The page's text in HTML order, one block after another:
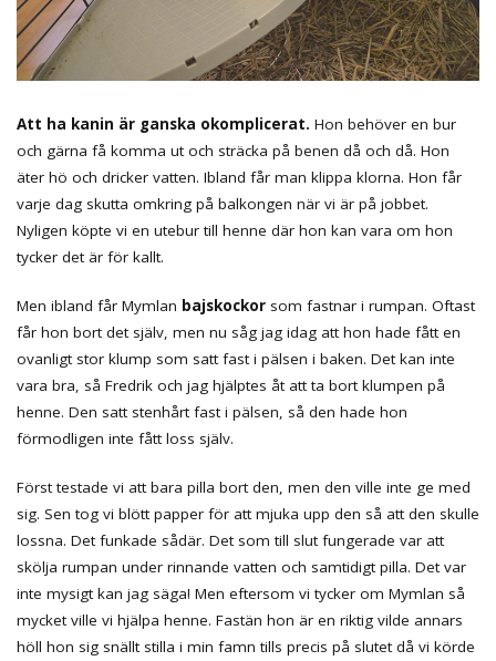
Att ha kanin är ganska okomplicerat. Hon behöver en bur
och gärna få komma ut och sträcka på benen då och då. Hon
äter hö och dricker vatten. Ibland får man klippa klorna. Hon får
varje dag skutta omkring på balkongen när vi är på jobbet.
Nyligen köpte vi en utebur till henne där hon kan vara om hon
tycker det är för kallt.
Men ibland får Mymlan bajskockor som fastnar i rumpan. Oftast
får hon bort det själv, men nu såg jag idag att hon hade fått en
ovanligt stor klump som satt fast i pälsen i baken. Det kan inte
vara bra, så Fredrik och jag hjälptes åt att ta bort klumpen på
henne. Den satt stenhårt fast i pälsen, så den hade hon
förmodligen inte fått loss själv.
Först testade vi att bara pilla bort den, men den ville inte ge med
sig. Sen tog vi blött papper för att mjuka upp den så att den skulle
lossna. Det funkade sådär. Det som till slut fungerade var att
skölja rumpan under rinnande vatten och samtidigt pilla. Det var
inte mysigt kan jag säga! Men eftersom vi tycker om Mymlan så
mycket ville vi hjälpa henne. Fastän hon är en riktig vilde annars
höll hon sig snällt stilla i min famn tills precis på slutet då vi körde